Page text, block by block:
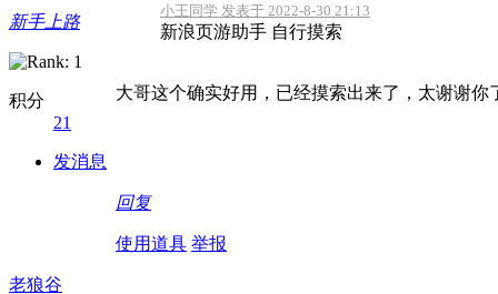
新手上路
积分
21
发消息
小王同学 发表于 2022-8-30 21:13
新浪页游助手 自行摸索
大哥这个确实好用，已经摸索出来了，太谢谢你
回复
使用道具 举报
老狼谷